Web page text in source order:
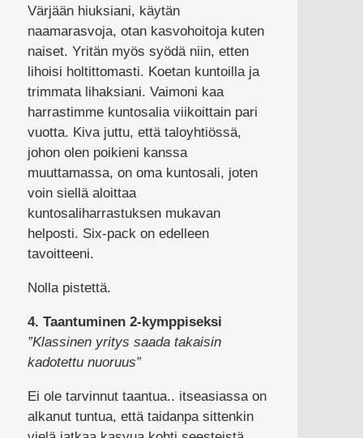
Värjään hiuksiani, käytän
naamarasvoja, otan kasvohoitoja kuten
naiset. Yritän myös syödä niin, etten
lihoisi holtittomasti. Koetan kuntoilla ja
trimmata lihaksiani. Vaimoni kaa
harrastimme kuntosalia viikoittain pari
vuotta. Kiva juttu, että taloyhtiössä,
johon olen poikieni kanssa
muuttamassa, on oma kuntosali, joten
voin siellä aloittaa
kuntosaliharrastuksen mukavan
helposti. Six-pack on edelleen
tavoitteeni.
Nolla pistettä.
4. Taantuminen 2-kymppiseksi
”Klassinen yritys saada takaisin
kadotettu nuoruus”
Ei ole tarvinnut taantua.. itseasiassa on
alkanut tuntua, että taidanpa sittenkin